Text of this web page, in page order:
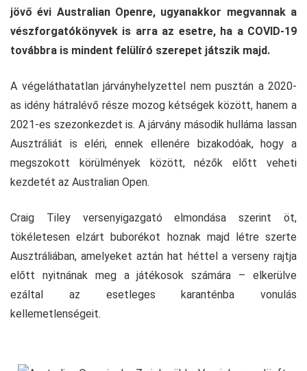
jövő évi Australian Openre, ugyanakkor megvannak a
vészforgatókönyvek is arra az esetre, ha a COVID-19
továbbra is mindent felülíró szerepet játszik majd.
A végeláthatatlan járványhelyzettel nem pusztán a 2020-
as idény hátralévő része mozog kétségek között, hanem a
2021-es szezonkezdet is. A járvány második hulláma lassan
Ausztráliát is eléri, ennek ellenére bizakodóak, hogy a
megszokott körülmények között, nézők előtt veheti
kezdetét az Australian Open.
Craig Tiley versenyigazgató elmondása szerint öt,
tökéletesen elzárt buborékot hoznak majd létre szerte
Ausztráliában, amelyeket aztán hat héttel a verseny rajtja
előtt nyitnának meg a játékosok számára – elkerülve
ezáltal az esetleges karanténba vonulás
kellemetlenségeit.